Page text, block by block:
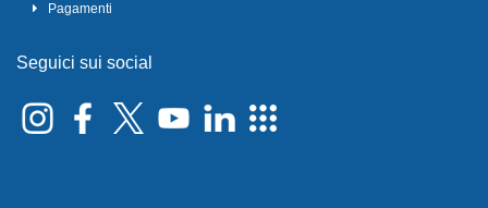
Pagamenti
Seguici sui social